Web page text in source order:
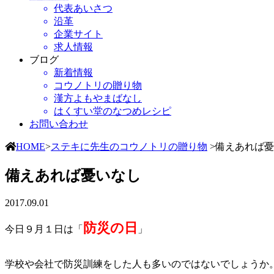
代表あいさつ
沿革
企業サイト
求人情報
ブログ
新着情報
コウノトリの贈り物
漢方よもやまばなし
はくすい堂のなつめレシピ
お問い合わせ
HOME>ステキに先生のコウノトリの贈り物 >備えあれば
備えあれば憂いなし
2017.09.01
今日９月１日は「 防災の日 」
学校や会社で防災訓練をした人も多いのではないでしょうか。